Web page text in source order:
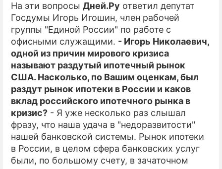
СТИЛЬ ЖИЗНИ
СЕРИАЛЫ
ИГРЫ
ПРЕСС-РЕЛИЗЫ
О ПРОЕКТЕ
На эти вопросы Дней.Ру ответил депутат
Госдумы Игорь Игошин, член рабочей
группы "Единой России" по работе с
офисными служащими. - Игорь Николаевич,
одной из причин мирового кризиса
называют раздутый ипотечный рынок
США. Насколько, по Вашим оценкам, был
раздут рынок ипотеки в России и каков
вклад российского ипотечного рынка в
кризис? - Я уже несколько раз слышал
фразу, что наша удача в "недоразвитости"
нашей банковской системы. Рынок ипотеки
в России, в целом сфера банковских услуг
были, по большому счету, в зачаточном